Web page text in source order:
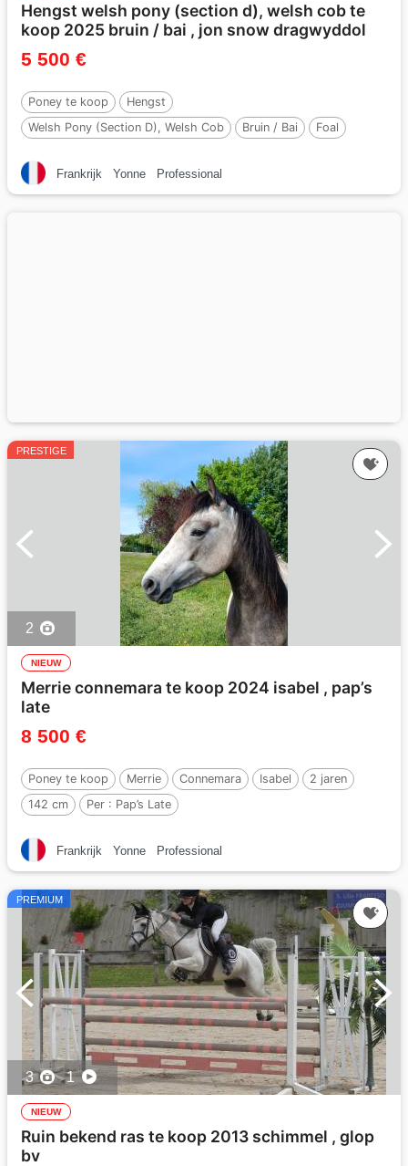
Hengst welsh pony (section d), welsh cob te
koop 2025 bruin / bai , jon snow dragwyddol
5 500 €
Poney te koop
Hengst
Welsh Pony (Section D), Welsh Cob
Bruin / Bai
Foal
Frankrijk
Yonne Professional
PRESTIGE
2
NIEUW
Merrie connemara te koop 2024 isabel , pap’s
late
8 500 €
Poney te koop Merrie Connemara Isabel
2 jaren
142 cm
Per : Pap’s Late
Frankrijk Yonne Professional
PREMIUM
3 1
NIEUW
Ruin bekend ras te koop 2013 schimmel , glop
bv